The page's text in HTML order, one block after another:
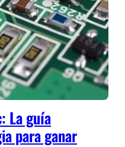
La guía
para ganar